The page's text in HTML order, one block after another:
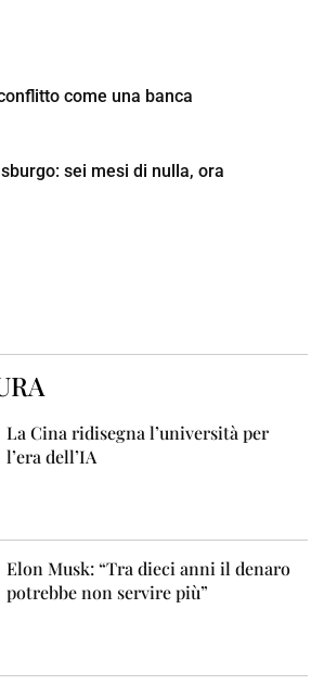
come una banca
sei mesi di nulla, ora
La Cina ridisegna l’università per
l’era dell’IA
Elon Musk: “Tra dieci anni il denaro
potrebbe non servire più”